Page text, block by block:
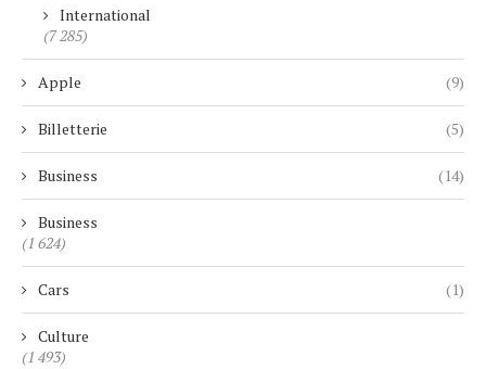
International
(7 285)
Apple (9)
Billetterie (5)
Business (14)
Business
(1 624)
Cars (1)
Culture
(1 493)